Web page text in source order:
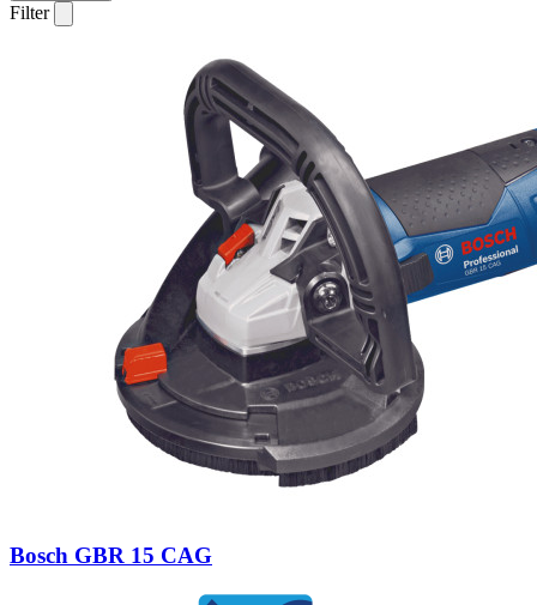
Filter
Bosch GBR 15 CAG